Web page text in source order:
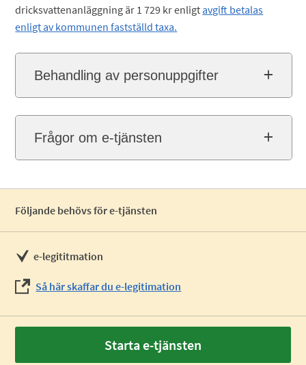
dricksvattenanläggning är 1 729 kr enligt avgift betalas
enligt av kommunen fastställd taxa.
Behandling av personuppgifter
Frågor om e-tjänsten
Följande behövs för e-tjänsten
e-legititmation
Så här skaffar du e-legitimation
Starta e-tjänsten